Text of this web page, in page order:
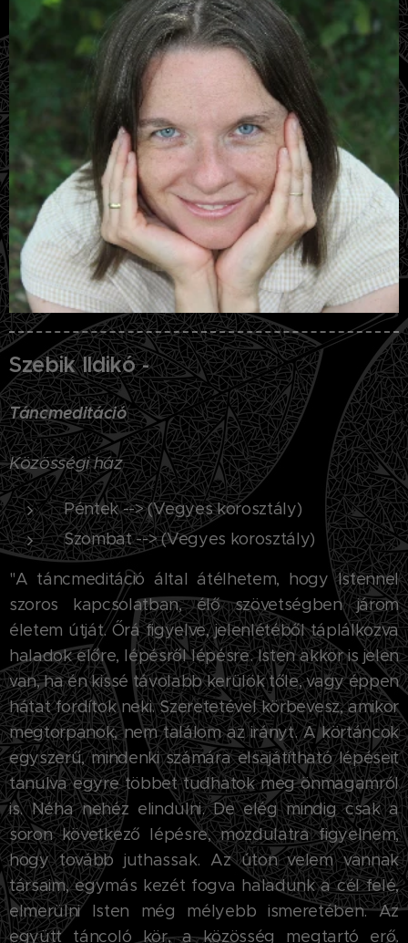
Szebik Ildikó -
Táncmeditáció
Közösségi ház
Péntek --> (Vegyes korosztály)
Szombat --> (Vegyes korosztály)
"A táncmeditáció által átélhetem, hogy Istennel
szoros kapcsolatban, élő szövetségben járom
életem útját. Őrá figyelve, jelenlétéből táplálkozva
haladok előre, lépésről lépésre. Isten akkor is jelen
van, ha én kissé távolabb kerülök tőle, vagy éppen
hátat fordítok neki. Szeretetével körbevesz, amikor
megtorpanok, nem találom az irányt. A körtáncok
egyszerű, mindenki számára elsajátítható lépéseit
tanulva egyre többet tudhatok meg önmagamról
is. Néha nehéz elindulni. De elég mindig csak a
soron következő lépésre, mozdulatra figyelnem,
hogy tovább juthassak. Az úton velem vannak
társaim, egymás kezét fogva haladunk a cél felé,
elmerülni Isten még mélyebb ismeretében. Az
együtt táncoló kör, a közösség megtartó erő.